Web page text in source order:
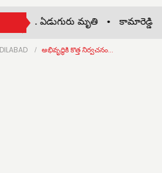
ఏడుగురు మృతి •కామారెడ్డి విండో
అభివృద్ధికి కొత్త నిర్వచనం...